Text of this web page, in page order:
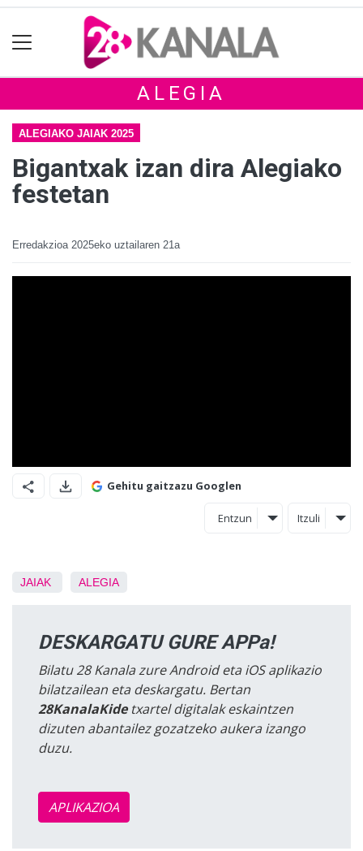
ALEGIA
ALEGIAKO JAIAK 2025
Bigantxak izan dira Alegiako
festetan
Erredakzioa 2025eko uztailaren 21a
Gehitu gaitzazu Googlen
Entzun Itzuli
JAIAK ALEGIA
DESKARGATU GURE APPa!
Bilatu 28 Kanala zure Android eta iOS aplikazio
bilatzailean eta deskargatu. Bertan
28KanalaKidetxartel digitalak eskaintzen
dizuten abantailez gozatzeko aukera izango
duzu.
APLIKAZIOA